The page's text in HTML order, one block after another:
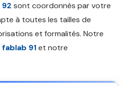
sont coordonnés par votre
à toutes les tailles de
et formalités. Notre
91et notre